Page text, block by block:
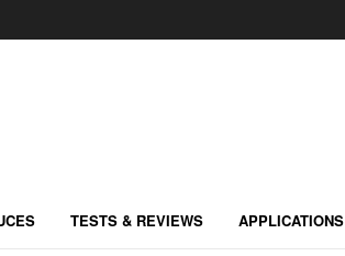
TESTS & REVIEWS APPLICATIONS